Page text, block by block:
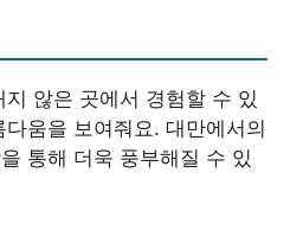
않은 곳에서 경험할 수 있
움을 보여줘요. 대만에서의
통해 더욱 풍부해질 수 있